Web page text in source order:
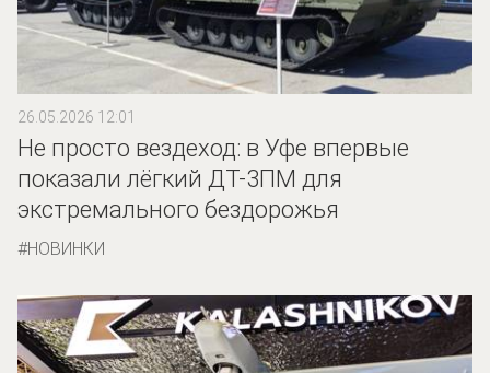
26.05.2026 12:01
Не просто вездеход: в Уфе впервые
показали лёгкий ДТ-3ПМ для
экстремального бездорожья
НОВИНКИ